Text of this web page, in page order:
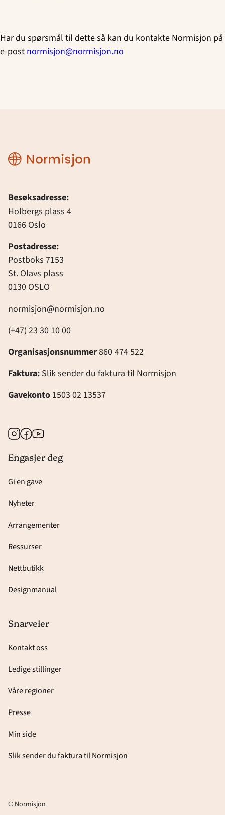
Har du spørsmål til dette så kan du kontakte Normisjon på
e-postnormisjon@normisjon.no
Normisjon
Besøksadresse:
Holbergs plass 4
0166 Oslo
Postadresse:
Postboks 7153
St. Olavs plass
0130 OSLO
normisjon@normisjon.no
(+47) 23 30 10 00
Organisasjonsnummer860 474 522
Faktura: Slik sender du faktura til Normisjon
Gavekonto 1503 02 13537
Instagram
Facebook
Youtube
Engasjer deg
Gi en gave
Nyheter
Arrangementer
Ressurser
Nettbutikk
Designmanual
Snarveier
Kontakt oss
Ledige stillinger
Våre regioner
Presse
Min side
Slik sender du faktura til Normisjon
© Normisjon